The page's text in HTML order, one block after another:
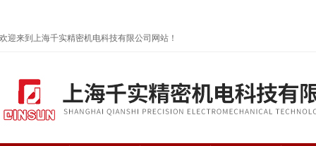
欢迎来到上海千实精密机电科技有限公司网站！